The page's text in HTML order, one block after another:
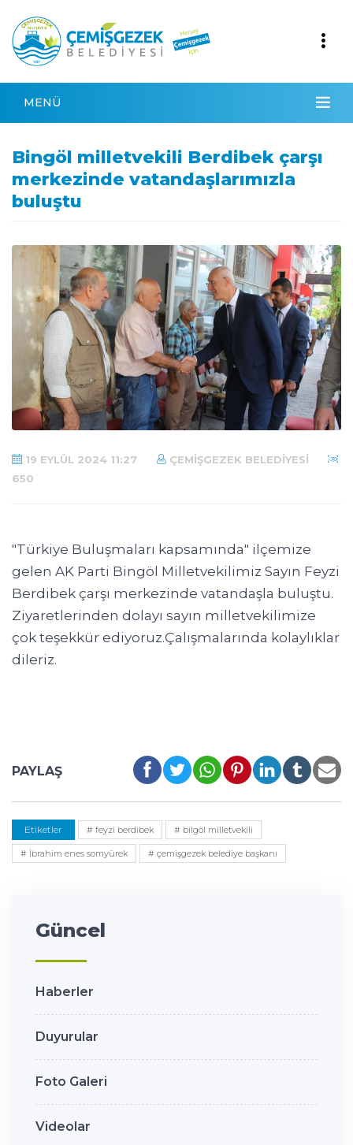
MENÜ
Bingöl milletvekili Berdibek çarşı
merkezinde vatandaşlarımızla
buluştu
19 EYLÜL 2024 11:27
ÇEMIŞGEZEK BELEDIYESI
650
"Türkiye Buluşmaları kapsamında" ilçemize
gelen AK Parti Bingöl Milletvekilimiz Sayın Feyzi
Berdibek çarşı merkezinde vatandaşla buluştu.
Ziyaretlerinden dolayı sayın milletvekilimize
çok teşekkür ediyoruz.Çalışmalarında kolaylıklar
dileriz.
PAYLAŞ
Etiketler # feyzi berdibek # bilgöl milletvekili
# İbrahim enes somyürek # çemişgezek belediye başkanı
Güncel
Haberler
Duyurular
Foto Galeri
Videolar